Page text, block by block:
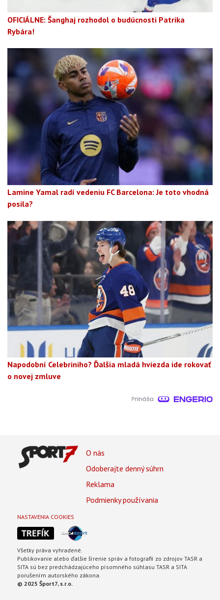
OFICIÁLNE: Šanghaj rozhodol o budúcnosti Patrika
Rybára!
Lamine Yamal radí vedeniu FC Barcelona: Je toto vhodná
posila?
Napodobní Celebriniho? Ďalšia mladá hviezda ide rokovať
o novej zmluve
Footer
Footer
O nás
Odoberajte denný súhrn
Reklama
Podmienky používania
NASTAVENIA COOKIES
Všetky práva vyhradené.
Publikovanie alebo ďalšie šírenie správ a fotografií zo zdrojov TASR a
SITA sú bez predchádzajúceho písomného súhlasu TASR a SITA
porušením autorského zákona.
© 2025 Šport7, s.r.o.